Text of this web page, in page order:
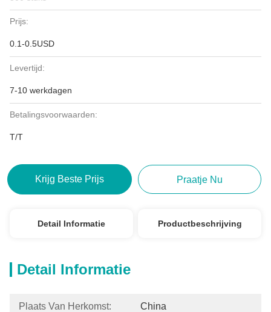
Prijs:
0.1-0.5USD
Levertijd:
7-10 werkdagen
Betalingsvoorwaarden:
T/T
Krijg Beste Prijs Praatje Nu
Detail Informatie Productbeschrijving
Detail Informatie
Plaats Van Herkomst: China